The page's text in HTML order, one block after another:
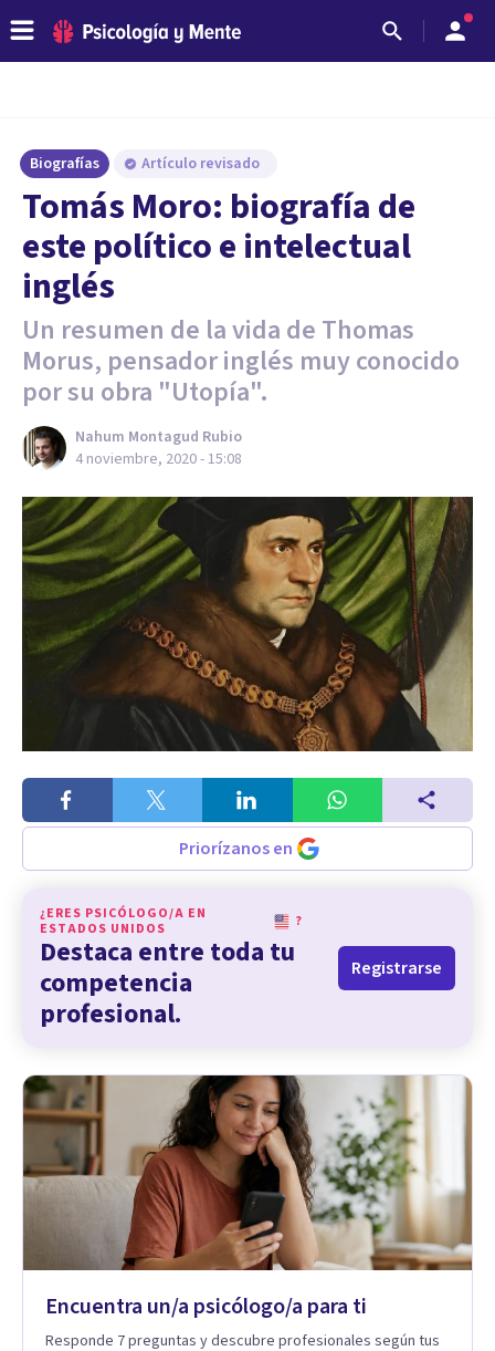
Biografías Artículo revisado
Tomás Moro: biografía de
este político e intelectual
inglés
Un resumen de la vida de Thomas
Morus, pensador inglés muy conocido
por su obra "Utopía".
Nahum Montagud Rubio
4 noviembre, 2020 - 15:08
Priorízanos en
¿ERES PSICÓLOGO/A EN
ESTADOS UNIDOS
?
Destaca entre toda tu
competencia
profesional.
Registrarse
Encuentra un/a psicólogo/a para ti
Responde 7 preguntas y descubre profesionales según tus